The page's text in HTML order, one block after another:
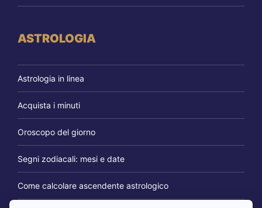
ASTROLOGIA
Astrologia in linea
Acquista i minuti
Oroscopo del giorno
Segni zodiacali: mesi e date
Come calcolare ascendente astrologico